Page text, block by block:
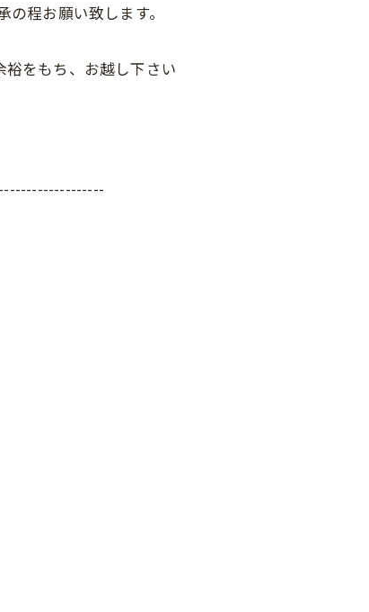
程お願い致します。
をもち、お越し下さい